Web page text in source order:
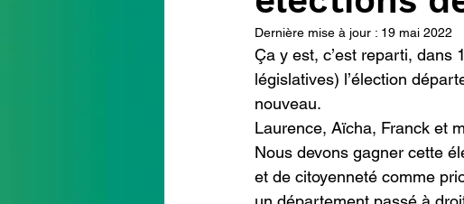
intervention conseil département
Dernière mise à jour : 19 mai 2022
Ça y est, c’est reparti, dans
législatives) l’élection
nouveau.
Laurence, Aïcha, Franck et
Nous devons gagner cette
et de citoyenneté comme